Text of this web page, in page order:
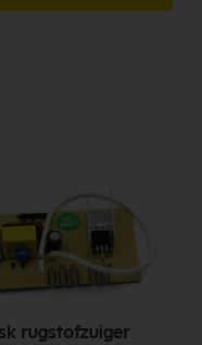
rugstofzuiger